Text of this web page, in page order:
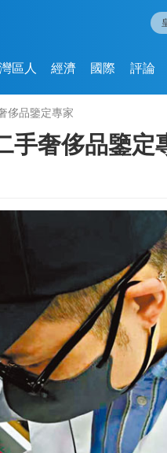
灣區人 經濟 國際 評論
侈品鑒定專家
奢侈品鑒定